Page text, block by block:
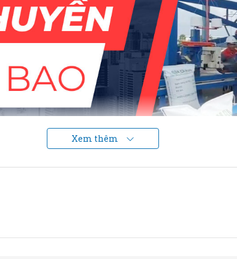
chuyền mang lại lợi ích to lớn cho chủ doanh
Xem thêm